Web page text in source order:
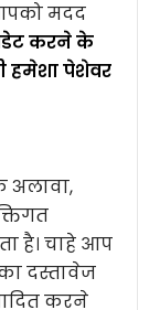
मदद
करने के
हमेशा पेशेवर
अलावा,
है। चाहे आप
दस्तावेज
करने